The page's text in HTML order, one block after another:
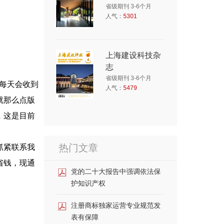
天会收到
那么点版
这是目前
紧联系我
钱，现通
省级期刊 3-6个月
人气： 5301
上海建设科技杂
志
省级期刊 3-6个月
人气： 5479
热门文章
党的二十大报告中强调依法保
护知识产权
注册商标独家运营专业规范发
表有保障